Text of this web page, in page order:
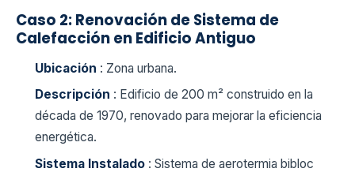
Caso 2: Renovación de Sistema de
Calefacción en Edificio Antiguo
Ubicación : Zona urbana.
Descripción : Edificio de 200 m² construido en la
década de 1970, renovado para mejorar la eficiencia
energética.
Sistema Instalado : Sistema de aerotermia bibloc